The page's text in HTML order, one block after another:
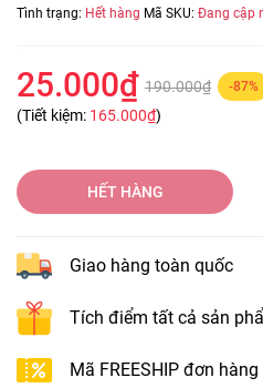
Tình trạng: Hết hàng Mã SKU: Đang cập
25.000₫ 190.000₫ -87%
(Tiết kiệm: 165.000₫)
HẾT HÀNG
Giao hàng toàn quốc
Tích điểm tất cả sản
Mã FREESHIP đơn